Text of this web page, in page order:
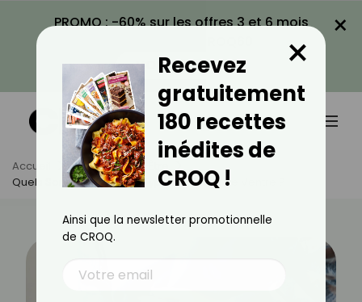
PROMO : -60% sur les offres 3 et 6 mois
VOIR LA PROMO
×
Accueil Actus
Bien-Être
Quels Sont Les Différents Types De Maux De Ventre ?
Recevez
gratuitement
180 recettes
inédites de
CROQ !
×
Ainsi que la newsletter promotionnelle
de CROQ.